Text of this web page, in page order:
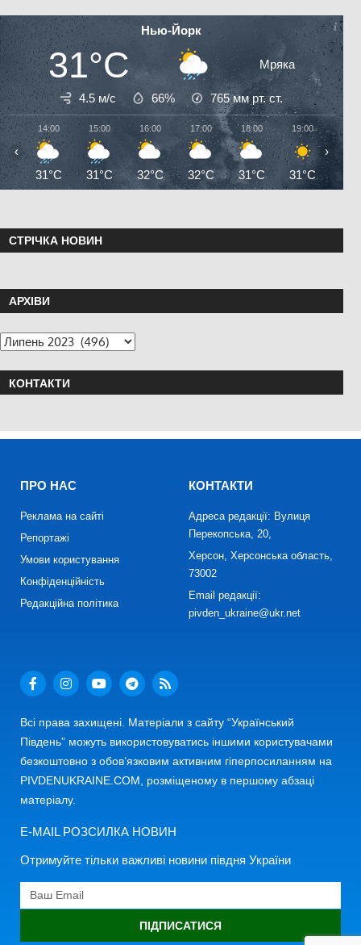
Нью-Йорк
31°C Мряка
4.5 м/с 66% 765мм рт. ст.
14:00
31°C
15:00
31°C
16:00
32°C
17:00
32°C
18:00
31°C
19:00
31°C
‹ ›
СТРІЧКА НОВИН
АРХІВИ
КОНТАКТИ
ПРО НАС
Реклама на сайті
Репортажі
Умови користування
Конфіденційність
Редакційна політика
КОНТАКТИ
Адреса редакції: Вулиця
Перекопська, 20,
Херсон, Херсонська область,
73002
Email редакції:
pivden_ukraine@ukr.net
Всі права захищені. Матеріали з сайту “Український
Південь” можуть використовуватись іншими користувачами
безкоштовно з обов’язковим активним гіперпосиланням на
PIVDENUKRAINE.COM, розміщеному в першому абзаці
матеріалу.
E-MAIL РОЗСИЛКА НОВИН
Отримуйте тільки важливі новини півдня України
ПІДПИСАТИСЯ